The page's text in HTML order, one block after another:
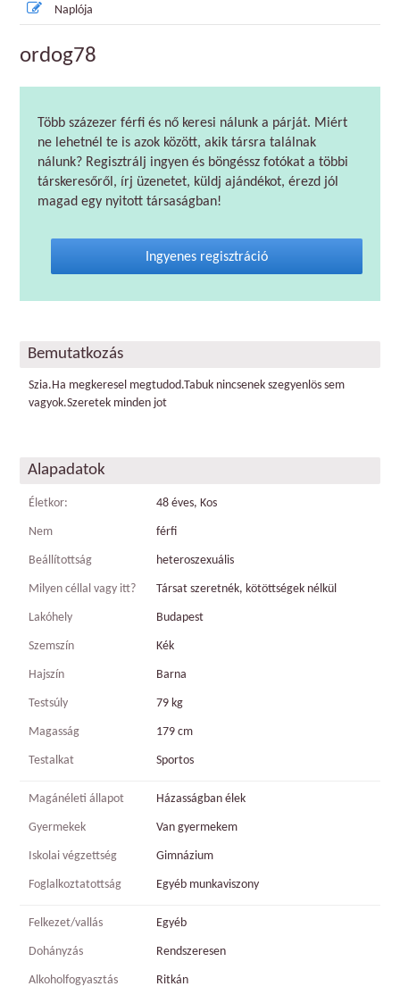
Naplója
ordog78
Több százezer férfi és nő keresi nálunk a párját. Miért
ne lehetnél te is azok között, akik társra találnak
nálunk? Regisztrálj ingyen és böngéssz fotókat a többi
társkeresőről, írj üzenetet, küldj ajándékot, érezd jól
magad egy nyitott társaságban!
Ingyenes regisztráció
Bemutatkozás
Szia.Ha megkeresel megtudod.Tabuk nincsenek szegyenlös sem
vagyok.Szeretek minden jot
Alapadatok
Életkor: 48 éves, Kos
Nem férfi
Beállítottság heteroszexuális
Milyen céllal vagy itt? Társat szeretnék, kötöttségek nélkül
Lakóhely Budapest
Szemszín Kék
Hajszín Barna
Testsúly 79 kg
Magasság 179 cm
Testalkat Sportos
Magánéleti állapot Házasságban élek
Gyermekek Van gyermekem
Iskolai végzettség Gimnázium
Foglalkoztatottság Egyéb munkaviszony
Felkezet/vallás Egyéb
Dohányzás Rendszeresen
Alkoholfogyasztás Ritkán